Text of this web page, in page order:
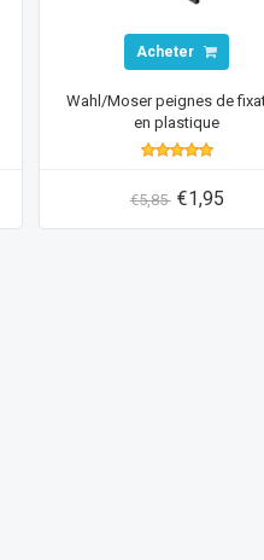
Acheter
Wahl/Moser peignes de
en plastique
€5,85 €1,95